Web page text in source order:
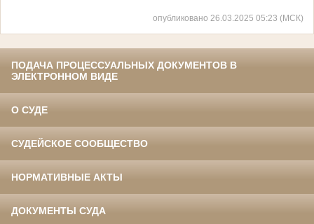
опубликовано 26.03.2025 05:23 (МСК)
ПОДАЧА ПРОЦЕССУАЛЬНЫХ ДОКУМЕНТОВ В
ЭЛЕКТРОННОМ ВИДЕ
О СУДЕ
СУДЕЙСКОЕ СООБЩЕСТВО
НОРМАТИВНЫЕ АКТЫ
ДОКУМЕНТЫ СУДА